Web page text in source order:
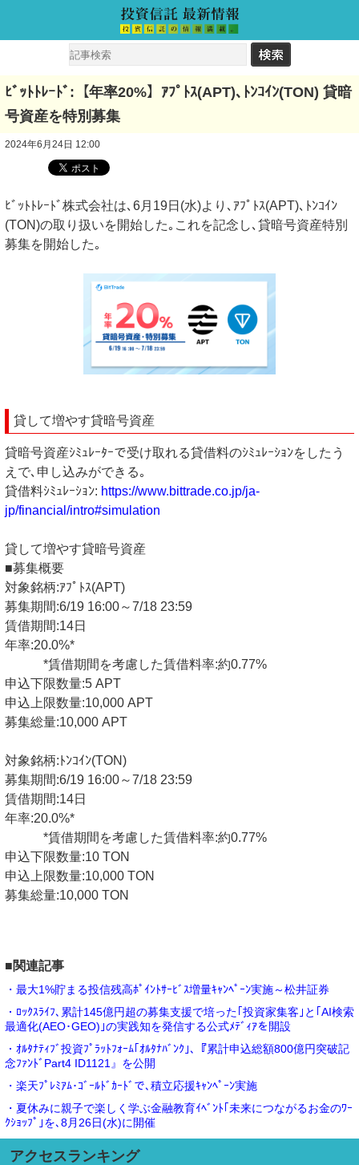
ﾋﾞｯﾄﾄﾚｰﾄﾞ:【年率20%】ｱﾌﾟﾄｽ(APT)､ﾄﾝｺｲﾝ(TON) 貸暗
号資産を特別募集
2024年6月24日 12:00
ﾋﾞｯﾄﾄﾚｰﾄﾞ株式会社は､6月19日(水)より､ｱﾌﾟﾄｽ(APT)､ﾄﾝｺｲﾝ
(TON)の取り扱いを開始した｡これを記念し､貸暗号資産特別
募集を開始した｡
貸して増やす貸暗号資産
貸暗号資産ｼﾐｭﾚｰﾀｰで受け取れる貸借料のｼﾐｭﾚｰｼｮﾝをしたう
えで､申し込みができる｡
貸借料ｼﾐｭﾚｰｼｮﾝ: https://www.bittrade.co.jp/ja-
jp/financial/intro#simulation
貸して増やす貸暗号資産
■募集概要
対象銘柄:ｱﾌﾟﾄｽ(APT)
募集期間:6/19 16:00～7/18 23:59
賃借期間:14日
年率:20.0%*
*賃借期間を考慮した賃借料率:約0.77%
申込下限数量:5 APT
申込上限数量:10,000 APT
募集総量:10,000 APT
対象銘柄:ﾄﾝｺｲﾝ(TON)
募集期間:6/19 16:00～7/18 23:59
賃借期間:14日
年率:20.0%*
*賃借期間を考慮した賃借料率:約0.77%
申込下限数量:10 TON
申込上限数量:10,000 TON
募集総量:10,000 TON
■関連記事
・最大1%貯まる投信残高ﾎﾟｲﾝﾄｻｰﾋﾞｽ増量ｷｬﾝﾍﾟｰﾝ実施～松井証券
・ﾛｯｸｽﾗｲﾌ､累計145億円超の募集支援で培った｢投資家集客｣と｢AI検索
最適化(AEO･GEO)｣の実践知を発信する公式ﾒﾃﾞｨｱを開設
・ｵﾙﾀﾅﾃｨﾌﾞ投資ﾌﾟﾗｯﾄﾌｫｰﾑ｢ｵﾙﾀﾅﾊﾞﾝｸ｣､『累計申込総額800億円突破記
念ﾌｧﾝﾄﾞPart4 ID1121』を公開
・楽天ﾌﾟﾚﾐｱﾑ･ｺﾞｰﾙﾄﾞｶｰﾄﾞで､積立応援ｷｬﾝﾍﾟｰﾝ実施
・夏休みに親子で楽しく学ぶ金融教育ｲﾍﾞﾝﾄ｢未来につながるお金のﾜｰ
ｸｼｮｯﾌﾟ｣を､8月26日(水)に開催
アクセスランキング